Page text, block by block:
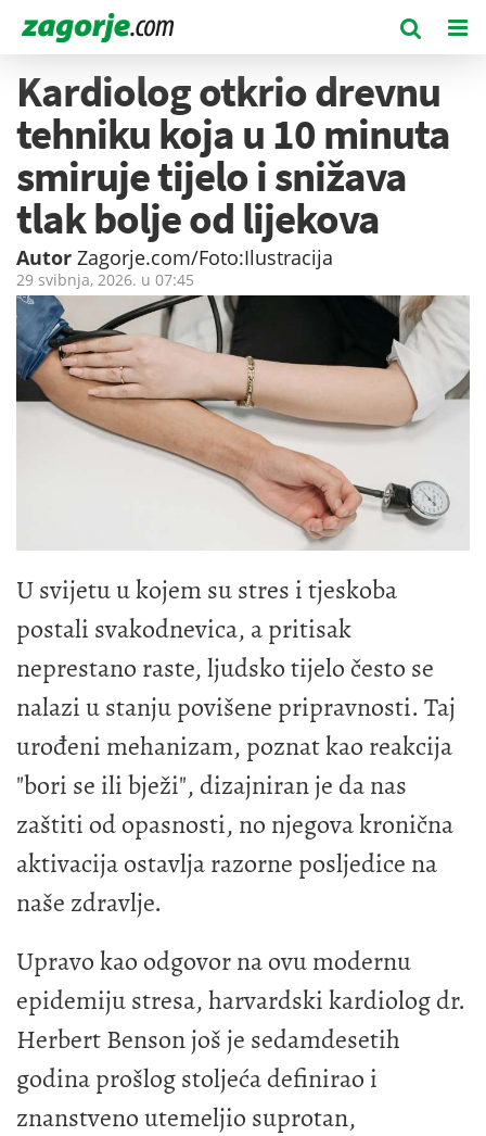
Kardiolog otkrio drevnu
tehniku koja u 10 minuta
smiruje tijelo i snižava
tlak bolje od lijekova
Autor Zagorje.com/Foto:Ilustracija
29 svibnja, 2026. u 07:45
U svijetu u kojem su stres i tjeskoba
postali svakodnevica, a pritisak
neprestano raste, ljudsko tijelo često se
nalazi u stanju povišene pripravnosti. Taj
urođeni mehanizam, poznat kao reakcija
"bori se ili bježi", dizajniran je da nas
zaštiti od opasnosti, no njegova kronična
aktivacija ostavlja razorne posljedice na
naše zdravlje.
Upravo kao odgovor na ovu modernu
epidemiju stresa, harvardski kardiolog dr.
Herbert Benson još je sedamdesetih
godina prošlog stoljeća definirao i
znanstveno utemeljio suprotan,